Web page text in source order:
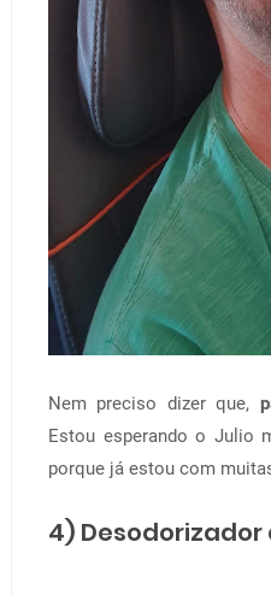
Nem preciso dizer que,
Estou esperando o Julio
porque já estou com
4)